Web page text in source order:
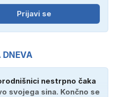
Prijavi se
DNEVA
nestrpno čaka
svojega sina. Končno se